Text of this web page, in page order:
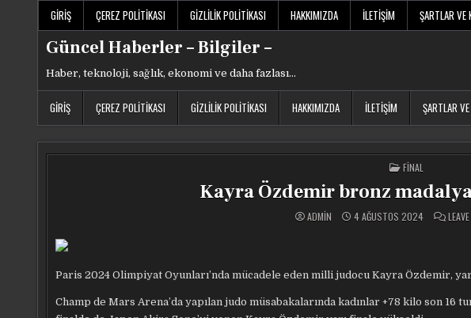
GIRIŞ ÇEREZ POLITIKASI GIZLILIK POLITIKASI HAKKIMIZDA İLETIŞIM ŞARTLAR VE
Güncel Haberler – Bilgiler –
Haber, teknoloji, sağlık, ekonomi ve daha fazlası…
GIRIŞ ÇEREZ POLITIKASI GIZLILIK POLITIKASI HAKKIMIZDA İLETIŞIM ŞARTLAR
POSTED
IN
FINAL
Kayra Özdemir bronz
ADMIN 4 AĞUSTOS 2024
Paris 2024 Olimpiyat Oyunları’nda mücadele eden milli judocu Kayra Özdemir,
Champ de Mars Arena’da yapılan judo müsabakalarında kadınlar +78 kilo son